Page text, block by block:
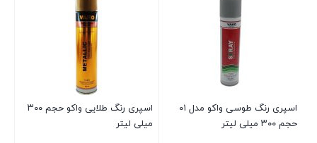
اسپری رنگ طوسی واکو مدل ۰۱
حجم ۳۰۰ میلی لیتر
اسپری رنگ طلایی واکو حجم ۳۰۰
میلی لیتر